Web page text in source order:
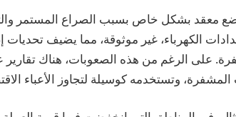
معقد بشكل خاص بسبب الصراع المستمر
الكهرباء، غير موثوقة، مما يضيف تحديات
على الرغم من هذه الصعوبات، هناك
وتستخدمه كوسيلة لتجاوز الأعباء